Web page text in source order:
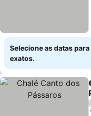
Selecione as datas
exatos.